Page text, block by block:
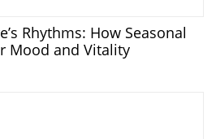
Rhythms: How Seasonal
Mood and Vitality